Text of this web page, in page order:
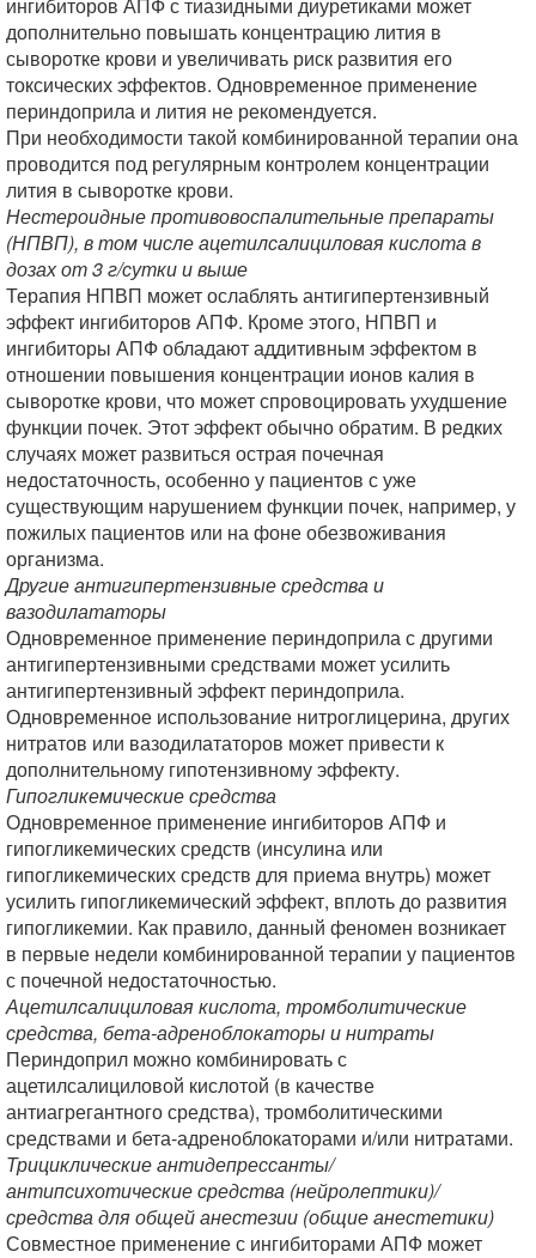
дополнительно повышать концентрацию лития в
сыворотке крови и увеличивать риск развития его
токсических эффектов. Одновременное применение
периндоприла и лития не рекомендуется.
При необходимости такой комбинированной терапии она
проводится под регулярным контролем концентрации
лития в сыворотке крови.
Нестероидные противовоспалительные препараты
(НПВП), в том числе ацетилсалициловая кислота в
дозах от 3 г/сутки и выше
Терапия НПВП может ослаблять антигипертензивный
эффект ингибиторов АПФ. Кроме этого, НПВП и
ингибиторы АПФ обладают аддитивным эффектом в
отношении повышения концентрации ионов калия в
сыворотке крови, что может спровоцировать ухудшение
функции почек. Этот эффект обычно обратим. В редких
случаях может развиться острая почечная
недостаточность, особенно у пациентов с уже
существующим нарушением функции почек, например, у
пожилых пациентов или на фоне обезвоживания
организма.
Другие антигипертензивные средства и
вазодилататоры
Одновременное применение периндоприла с другими
антигипертензивными средствами может усилить
антигипертензивный эффект периндоприла.
Одновременное использование нитроглицерина, других
нитратов или вазодилататоров может привести к
дополнительному гипотензивному эффекту.
Гипогликемические средства
Одновременное применение ингибиторов АПФ и
гипогликемических средств (инсулина или
гипогликемических средств для приема внутрь) может
усилить гипогликемический эффект, вплоть до развития
гипогликемии. Как правило, данный феномен возникает
в первые недели комбинированной терапии у пациентов
с почечной недостаточностью.
Ацетилсалициловая кислота, тромболитические
средства, бета-адреноблокаторы и нитраты
Периндоприл можно комбинировать с
ацетилсалициловой кислотой (в качестве
антиагрегантного средства), тромболитическими
средствами и бета-адреноблокаторами и/или нитратами.
Трициклические антидепрессанты/
антипсихотические средства (нейролептики)/
средства для общей анестезии (общие анестетики)
Совместное применение с ингибиторами АПФ может